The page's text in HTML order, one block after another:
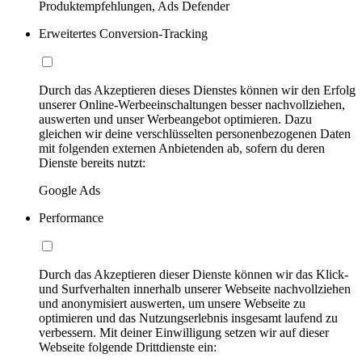
Produktempfehlungen, Ads Defender
Erweitertes Conversion-Tracking
Durch das Akzeptieren dieses Dienstes können wir den Erfolg
unserer Online-Werbeeinschaltungen besser nachvollziehen,
auswerten und unser Werbeangebot optimieren. Dazu
gleichen wir deine verschlüsselten personenbezogenen Daten
mit folgenden externen Anbietenden ab, sofern du deren
Dienste bereits nutzt:
Google Ads
Performance
Durch das Akzeptieren dieser Dienste können wir das Klick-
und Surfverhalten innerhalb unserer Webseite nachvollziehen
und anonymisiert auswerten, um unsere Webseite zu
optimieren und das Nutzungserlebnis insgesamt laufend zu
verbessern. Mit deiner Einwilligung setzen wir auf dieser
Webseite folgende Drittdienste ein: